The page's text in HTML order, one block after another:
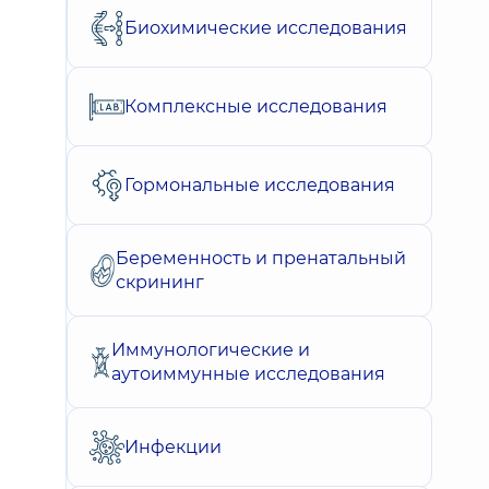
Биохимические исследования
Комплексные исследования
Гормональные исследования
Беременность и пренатальный
скрининг
Иммунологические и
аутоиммунные исследования
Инфекции